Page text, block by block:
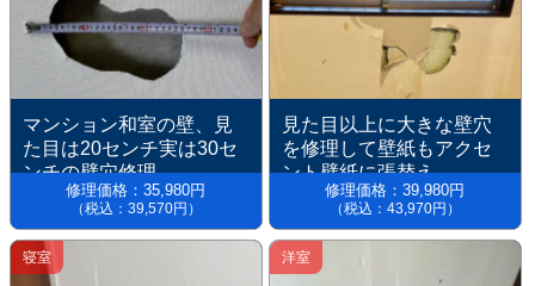
修理価格：35,980円
（税込：39,570円）
マンション和室の壁、見
た目は20センチ実は30セ
ンチの壁穴修理
修理価格：39,980円
（税込：43,970円）
見た目以上に大きな壁穴
を修理して壁紙もアクセ
ント壁紙に張替え
寝室 洋室